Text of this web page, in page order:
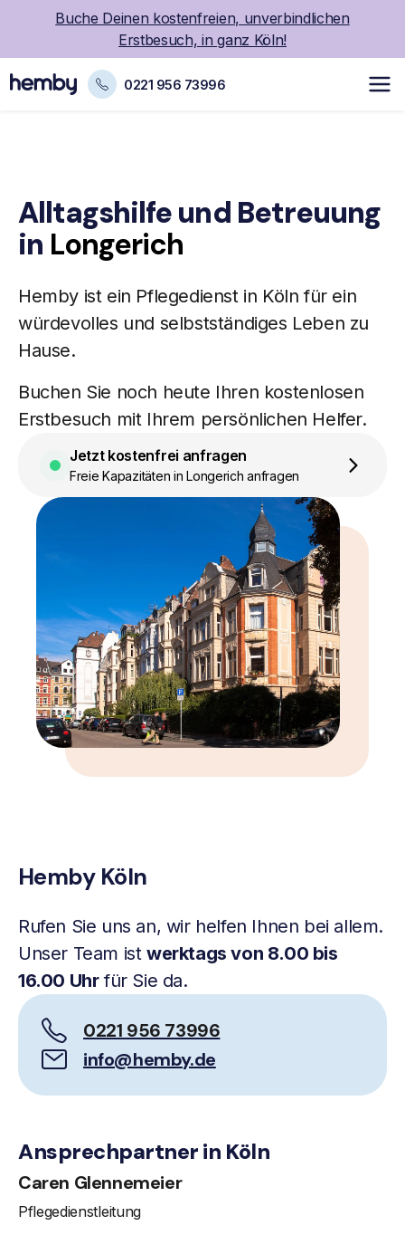
Buche Deinen kostenfreien, unverbindlichen
Erstbesuch, in ganz Köln!
0221 956 73996
Alltagshilfe und Betreuung
in Longerich
Hemby ist ein Pflegedienstin Köln für ein
würdevolles und selbstständiges Leben zu
Hause.
Buchen Sie noch heute Ihren kostenlosen
Erstbesuch mit Ihrem persönlichen Helfer.
Jetzt kostenfrei anfragen
Freie Kapazitäten in Longerich anfragen
Hemby Köln
Rufen Sie uns an, wir helfen Ihnen bei allem.
Unser Team ist werktags von 8.00 bis
16.00 Uhrfür Sie da.
0221 956 73996
info@hemby.de
Ansprechpartner in Köln
Caren Glennemeier
Pflegedienstleitung